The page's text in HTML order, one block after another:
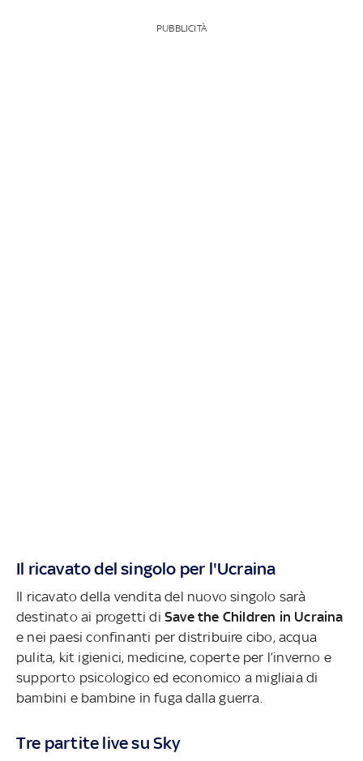
PUBBLICITÀ
Il ricavato del singolo per l'Ucraina
Il ricavato della vendita del nuovo singolo sarà
destinato ai progetti di Save the Children in Ucraina
e nei paesi confinanti per distribuire cibo, acqua
pulita, kit igienici, medicine, coperte per l’inverno e
supporto psicologico ed economico a migliaia di
bambini e bambine in fuga dalla guerra.
Tre partite live su Sky